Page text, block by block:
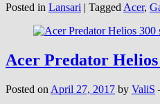
Posted in Lansari | Tagged Acer,
Acer Predator
Posted on April 27, 2017 by ValiS